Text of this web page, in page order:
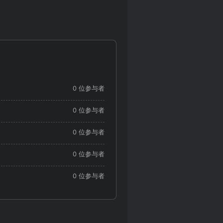
0 位参与者
0 位参与者
0 位参与者
0 位参与者
0 位参与者